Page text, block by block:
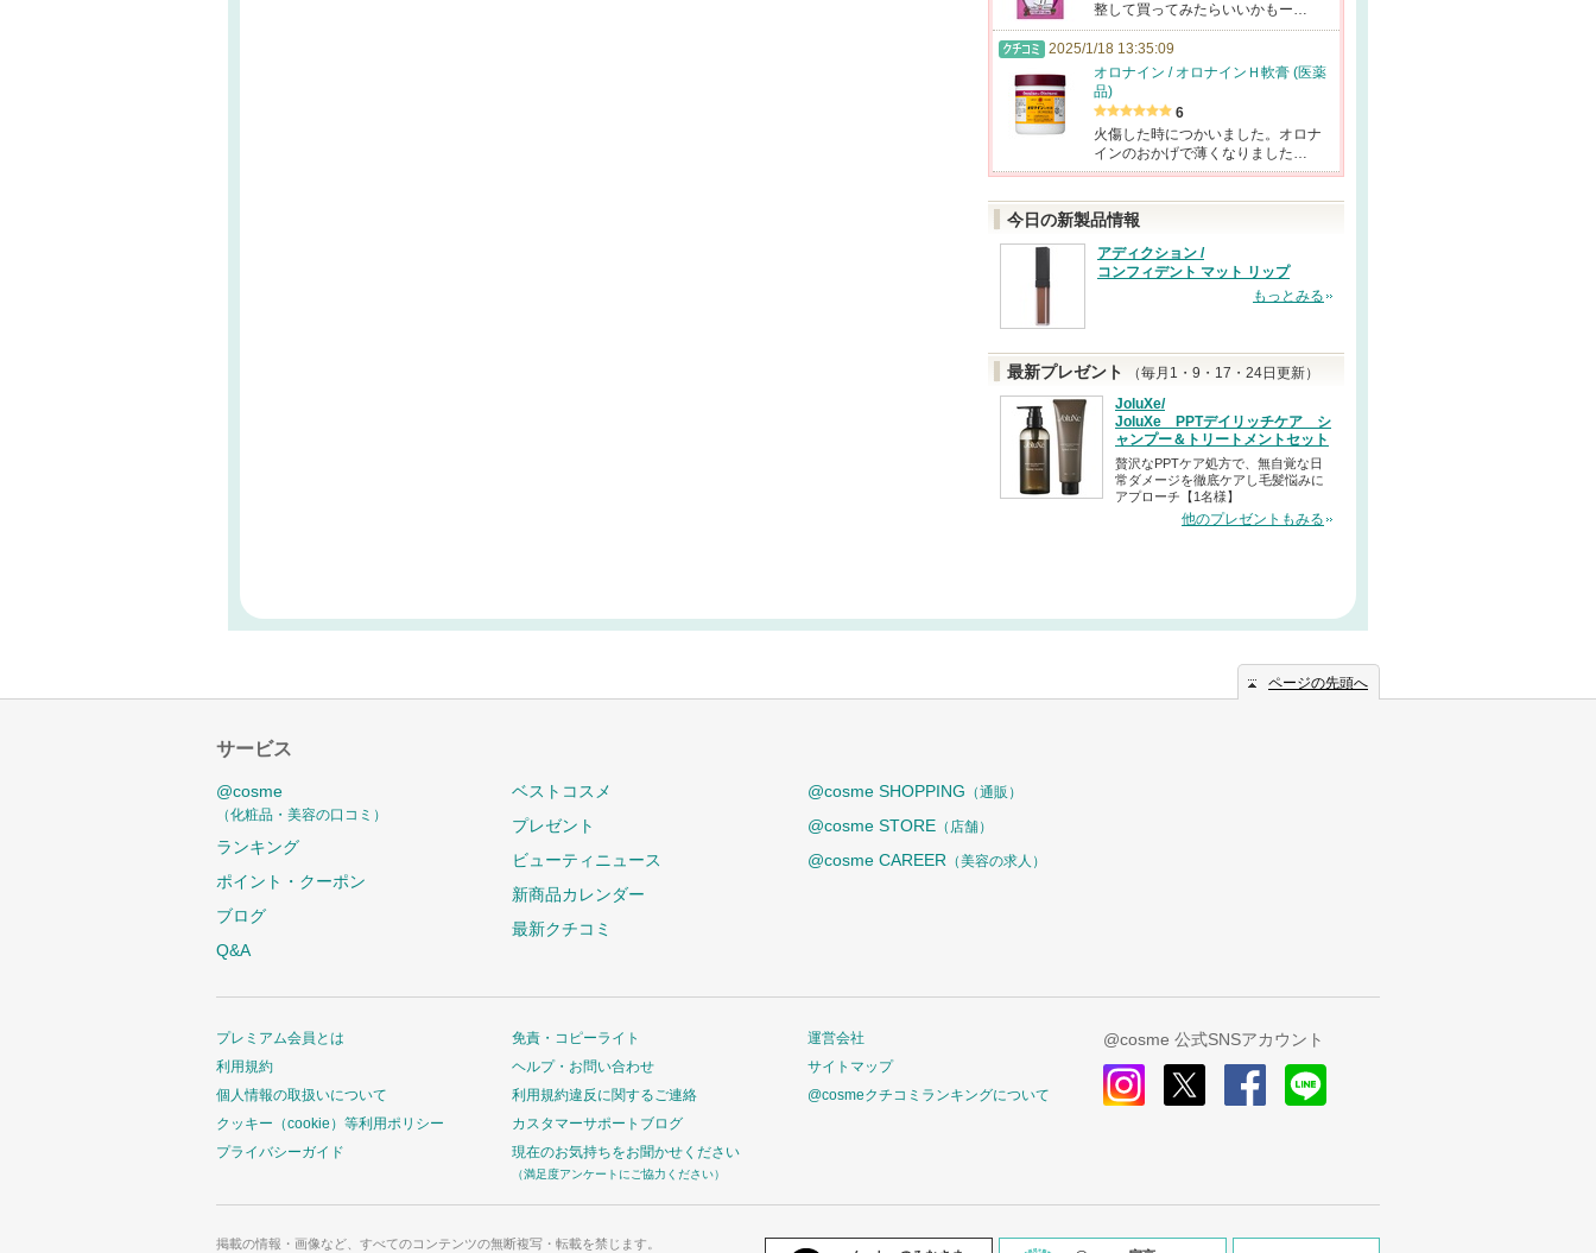
整して買ってみたらいいかもー…
2025/1/18 13:35:09
オロナイン / オロナインＨ軟膏 (医薬
品)
6
火傷した時につかいました。オロナ
インのおかげで薄くなりました…
今日の新製品情報
アディクション /
コンフィデント マット リップ
もっとみる
最新プレゼント
（毎月1・9・17・24日更新）
JoluXe/
JoluXe PPTデイリッチケア シ
ャンプー＆トリートメントセット
贅沢なPPTケア処方で、無自覚な日
常ダメージを徹底ケアし毛髪悩みに
アプローチ【1名様】
他のプレゼントもみる
ページの先頭へ
サービス
@cosme
（化粧品・美容の口コミ）
ランキング
ポイント・クーポン
ブログ
Q&A
ベストコスメ
プレゼント
ビューティニュース
新商品カレンダー
最新クチコミ
@cosme SHOPPING （通販）
@cosme STORE （店舗）
@cosme CAREER （美容の求人）
プレミアム会員とは
利用規約
個人情報の取扱いについて
クッキー（cookie）等利用ポリシー
プライバシーガイド
免責・コピーライト
ヘルプ・お問い合わせ
利用規約違反に関するご連絡
カスタマーサポートブログ
現在のお気持ちをお聞かせください
（満足度アンケートにご協力ください）
運営会社
サイトマップ
@cosmeクチコミランキングについて
@cosme 公式SNSアカウント
掲載の情報・画像など、すべてのコンテンツの無断複写・転載を禁じます。